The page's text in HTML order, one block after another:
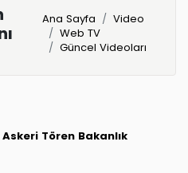
Ana Sayfa
Video
Web TV
Güncel Videoları
Askeri Tören Bakanlık